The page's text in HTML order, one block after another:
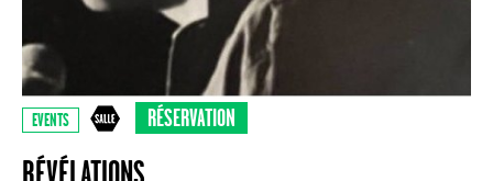
EVENTS RÉSERVATION